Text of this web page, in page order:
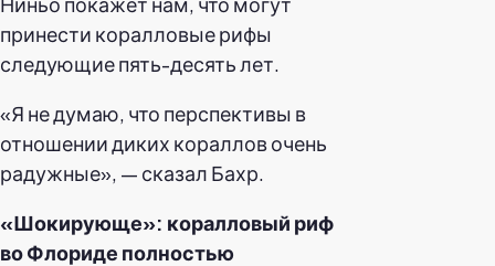
принести коралловые рифы
следующие пять-десять лет.
«Я не думаю, что перспективы в
отношении диких кораллов очень
радужные», — сказал Бахр.
«Шокирующе»: коралловый риф
во Флориде полностью